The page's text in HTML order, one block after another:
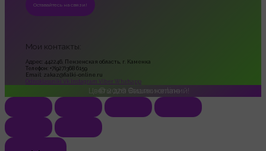
Мои контакты:
Адрес: 442246, Пензенская область, г. Каменка
Телефон: +7(927)368 6159
Email: zakaz@fialki-online.ru
Odnoklassniki
Vk Instagram Viber Whatsapp
Цветы для Ваших желаний!
© 2026 Фиалки online